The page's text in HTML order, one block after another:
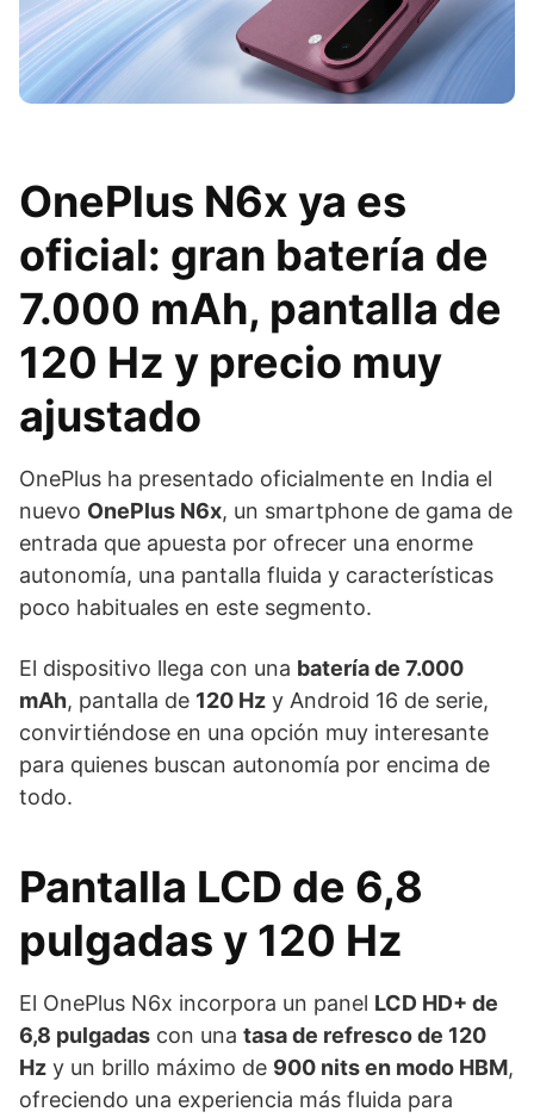
OnePlus N6x ya es
oficial: gran batería de
7.000 mAh, pantalla de
120 Hz y precio muy
ajustado
OnePlus ha presentado oficialmente en India el
nuevo OnePlus N6x, un smartphone de gama de
entrada que apuesta por ofrecer una enorme
autonomía, una pantalla fluida y características
poco habituales en este segmento.
El dispositivo llega con una batería de 7.000
mAh, pantalla de 120 Hz y Android 16 de serie,
convirtiéndose en una opción muy interesante
para quienes buscan autonomía por encima de
todo.
Pantalla LCD de 6,8
pulgadas y 120 Hz
El OnePlus N6x incorpora un panel LCD HD+ de
6,8 pulgadas con una tasa de refresco de 120
Hz y un brillo máximo de 900 nits en modo HBM,
ofreciendo una experiencia más fluida para